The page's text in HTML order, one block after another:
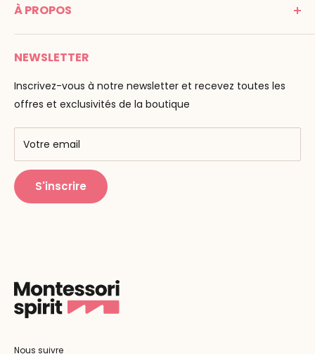
Tél : 05 53 61 21 26
Email :info@montessori-spirit.com
Mentions légales
Paiement
Livraison
F.A.Q
À PROPOS
Montessori Spirit
Maria Montessori
La pédagogie
Nos marques
Centres de formation
Public Montessori
NEWSLETTER
Inscrivez-vous à notre newsletter et recevez toutes les
offres et exclusivités de la boutique
Votre email
S'inscrire
Nous suivre